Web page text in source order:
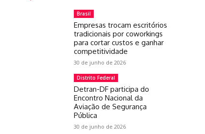
Brasil
Empresas trocam escritórios
tradicionais por coworkings
para cortar custos e ganhar
competitividade
30 de junho de 2026
Distrito Federal
Detran-DF participa do
Encontro Nacional da
Aviação de Segurança
Pública
30 de junho de 2026